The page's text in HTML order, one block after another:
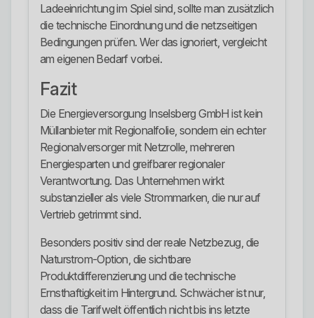
Ladeeinrichtung im Spiel sind, sollte man zusätzlich
die technische Einordnung und die netzseitigen
Bedingungen prüfen. Wer das ignoriert, vergleicht
am eigenen Bedarf vorbei.
Fazit
Die Energieversorgung Inselsberg GmbH ist kein
Müllanbieter mit Regionalfolie, sondern ein echter
Regionalversorger mit Netzrolle, mehreren
Energiesparten und greifbarer regionaler
Verantwortung. Das Unternehmen wirkt
substanzieller als viele Strommarken, die nur auf
Vertrieb getrimmt sind.
Besonders positiv sind der reale Netzbezug, die
Naturstrom-Option, die sichtbare
Produktdifferenzierung und die technische
Ernsthaftigkeit im Hintergrund. Schwächer ist nur,
dass die Tarifwelt öffentlich nicht bis ins letzte